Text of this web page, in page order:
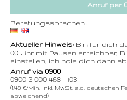
Anruf per
Beratungssprachen:
Aktueller Hinweis: Bin für dich
00 Uhr mit Pausen erreichbar,
einstellen, ich hole dich dann
Anruf via 0900
0900-3 000 468 - 103
(1,49 €/Min. inkl. MwSt. a.d. deutschen
abweichend)